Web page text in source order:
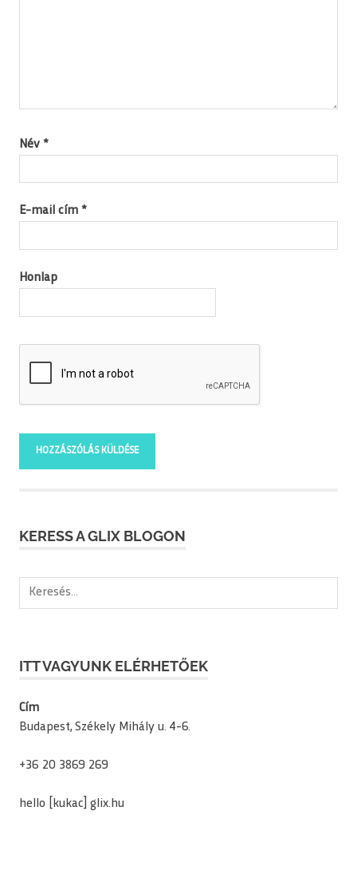
Név *
E-mail cím *
Honlap
KERESS A GLIX BLOGON
Keresés:
ITT VAGYUNK ELÉRHETŐEK
Cím
Budapest, Székely Mihály u. 4-6.
+36 20 3869 269
hello [kukac] glix.hu